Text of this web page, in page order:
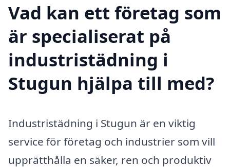
Vad kan ett företag som
är specialiserat på
industristädning i
Stugun hjälpa till med?
Industristädning i Stugun är en viktig
service för företag och industrier som vill
upprätthålla en säker, ren och produktiv